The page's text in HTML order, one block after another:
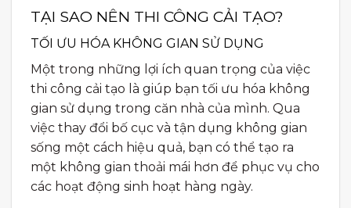
TẠI SAO NÊN THI CÔNG CẢI TẠO?
TỐI ƯU HÓA KHÔNG GIAN SỬ DỤNG
Một trong những lợi ích quan trọng của việc
thi công cải tạo là giúp bạn tối ưu hóa không
gian sử dụng trong căn nhà của mình. Qua
việc thay đổi bố cục và tận dụng không gian
sống một cách hiệu quả, bạn có thể tạo ra
một không gian thoải mái hơn để phục vụ cho
các hoạt động sinh hoạt hàng ngày.